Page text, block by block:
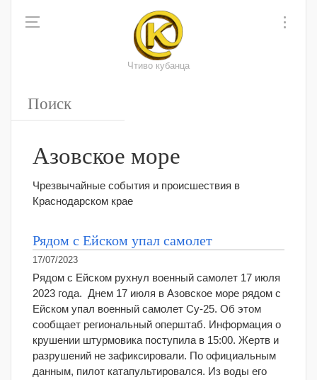
Чтиво кубанца
Азовское море
Чрезвычайные события и происшествия в
Краснодарском крае
Рядом с Ейском упал самолет
17/07/2023
Рядом с Ейском рухнул военный самолет 17 июля
2023 года. Днем 17 июля в Азовское море рядом с
Ейском упал военный самолет Су-25. Об этом
сообщает региональный оперштаб. Информация о
крушении штурмовика поступила в 15:00. Жертв и
разрушений не зафиксировали. По официальным
данным, пилот катапультировался. Из воды его